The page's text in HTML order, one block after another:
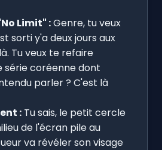
Limit" :Genre, tu veux
sorti y'a deux jours aux
Tu veux te refaire
série coréenne dont
parler ? C'est là
: Tu sais, le petit cercle
de l'écran pile au
va révéler son visage